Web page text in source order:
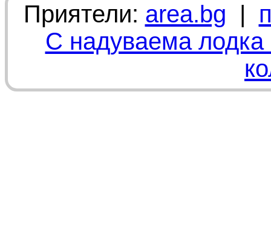
Приятели: area.bg |
С надуваема лодка